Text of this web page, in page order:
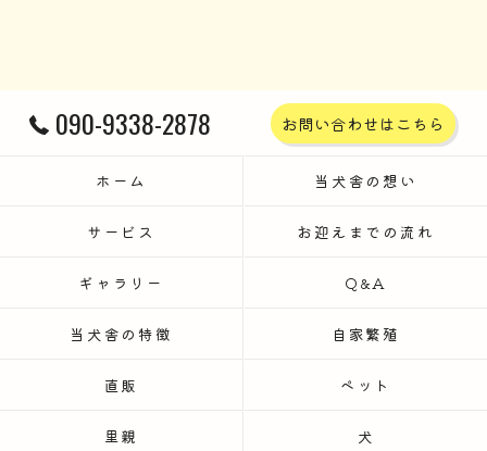
090-9338-2878 お問い合わせはこちら
ホーム 当犬舎の想い
サービス お迎えまでの流れ
ギャラリー Q&A
当犬舎の特徴 自家繁殖
直販 ペット
里親 犬